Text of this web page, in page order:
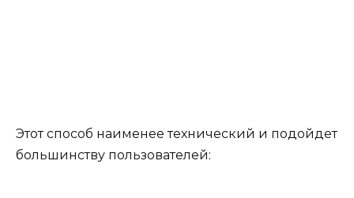
Этот способ наименее технический и подойдет
большинству пользователей: